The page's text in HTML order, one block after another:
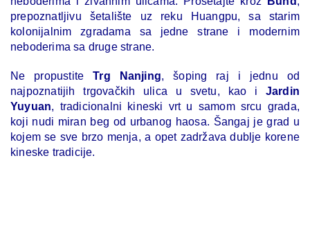
prepoznatljivu šetalište uz reku Huangpu, sa starim
kolonijalnim zgradama sa jedne strane i modernim
neboderima sa druge strane.
Ne propustiteTrg Nanjing, šoping raj i jednu od
najpoznatijih trgovačkih ulica u svetu, kao i Jardin
Yuyuan, tradicionalni kineski vrt u samom srcu grada,
koji nudi miran beg od urbanog haosa. Šangaj je grad u
kojem se sve brzo menja, a opet zadržava dublje korene
kineske tradicije.